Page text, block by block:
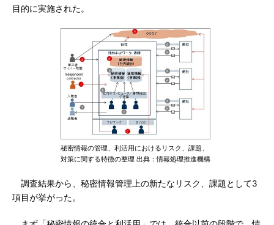
目的に実施された。
秘密情報の管理、利活用におけるリスク、課題、
対策に関する特徴の整理 出典：情報処理推進機構
調査結果から、秘密情報管理上の新たなリスク、課題として3
項目が挙がった。